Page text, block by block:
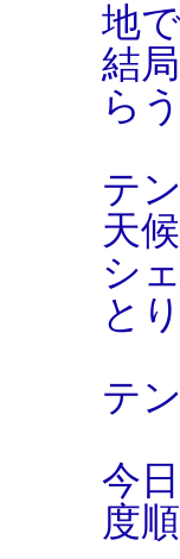
地
結
ら
テ
天
シ
と
テ
今
度